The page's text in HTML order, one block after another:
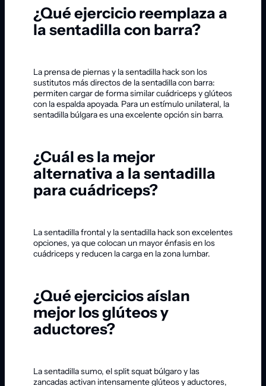
¿Qué ejercicio reemplaza a
la sentadilla con barra?
La prensa de piernas y la sentadilla hack son los
sustitutos más directos de la sentadilla con barra:
permiten cargar de forma similar cuádriceps y glúteos
con la espalda apoyada. Para un estímulo unilateral, la
sentadilla búlgara es una excelente opción sin barra.
¿Cuál es la mejor
alternativa a la sentadilla
para cuádriceps?
La sentadilla frontal y la sentadilla hack son excelentes
opciones, ya que colocan un mayor énfasis en los
cuádriceps y reducen la carga en la zona lumbar.
¿Qué ejercicios aíslan
mejor los glúteos y
aductores?
La sentadilla sumo, el split squat búlgaro y las
zancadas activan intensamente glúteos y aductores,